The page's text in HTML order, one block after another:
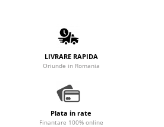
LIVRARE RAPIDA
Oriunde in Romania
Plata in rate
Finantare 100% online